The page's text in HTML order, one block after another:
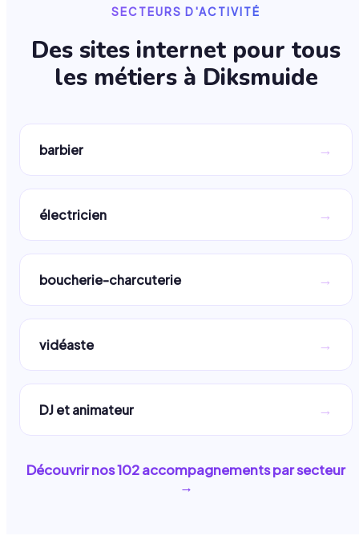
SECTEURS D'ACTIVITÉ
Des sites internet pour tous
les métiers à Diksmuide
barbier →
électricien →
boucherie-charcuterie →
vidéaste →
DJ et animateur →
Découvrir nos102accompagnements par secteur
→